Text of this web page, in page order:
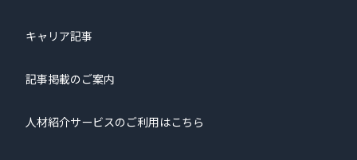
キャリア記事
記事掲載のご案内
人材紹介サービスのご利用はこちら